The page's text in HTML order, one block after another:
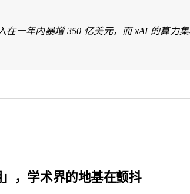
在一年内暴增 350 亿美元，而 xAI 的算
，学术界的地基在颤抖